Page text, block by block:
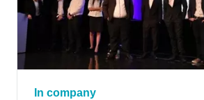
In company